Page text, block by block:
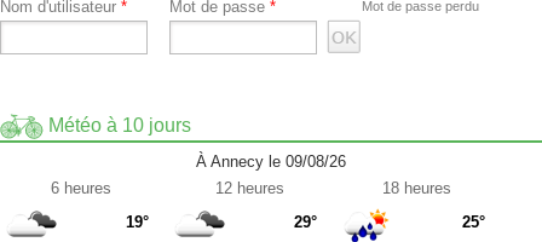
Nom d'utilisateur * Mot de passe * Mot de passe perdu
Météo à 10 jours
À Annecy le 09/08/26
6 heures
19°
12 heures
29°
18 heures
25°